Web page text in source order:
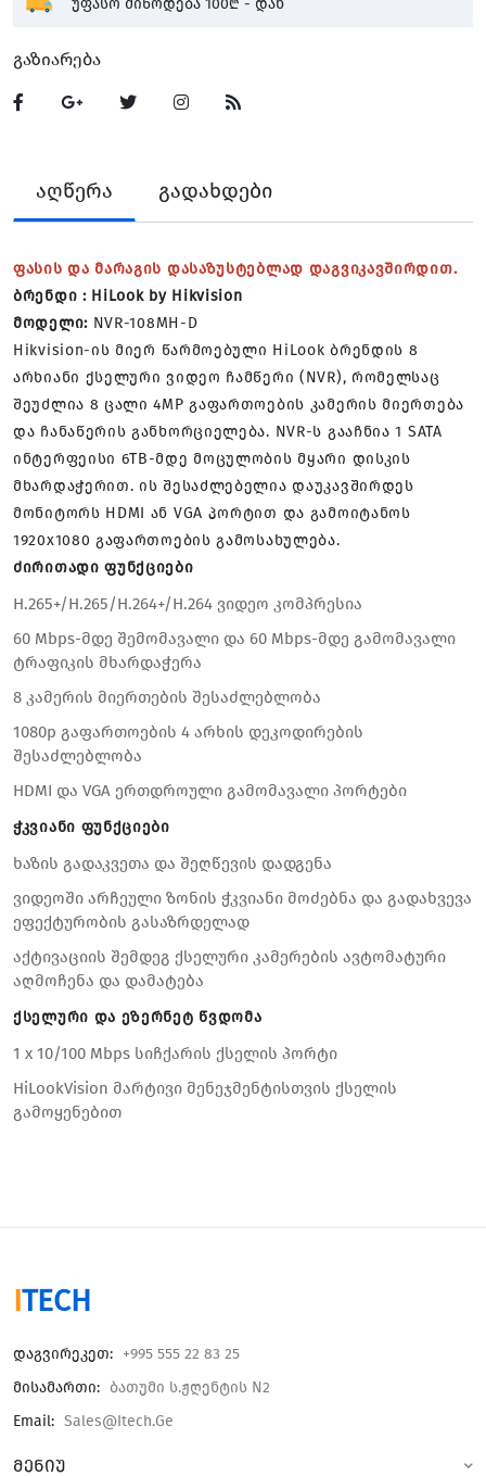
Გაზიარება
აღწერა გადახდები
ფასის და მარაგის დასაზუსტებლად დაგვიკავშირდით.
ბრენდი : HiLook by Hikvision
მოდელი:NVR-108MH-D
Hikvision-ის მიერ წარმოებული HiLook ბრენდის 8
არხიანი ქსელური ვიდეო ჩამწერი (NVR), რომელსაც
შეუძლია 8 ცალი 4MP გაფართოების კამერის მიერთება
და ჩანაწერის განხორციელება. NVR-ს გააჩნია 1 SATA
ინტერფეისი 6TB-მდე მოცულობის მყარი დისკის
მხარდაჭერით. ის შესაძლებელია დაუკავშირდეს
მონიტორს HDMI ან VGA პორტით და გამოიტანოს
1920x1080 გაფართოების გამოსახულება.
ძირითადი ფუნქციები
H.265+/H.265/H.264+/H.264 ვიდეო კომპრესია
60 Mbps-მდე შემომავალი და 60 Mbps-მდე გამომავალი
ტრაფიკის მხარდაჭერა
8 კამერის მიერთების შესაძლებლობა
1080p გაფართოების 4 არხის დეკოდირების
შესაძლებლობა
HDMI და VGA ერთდროული გამომავალი პორტები
ჭკვიანი ფუნქციები
ხაზის გადაკვეთა და შეღწევის დადგენა
ვიდეოში არჩეული ზონის ჭკვიანი მოძებნა და გადახვევა
ეფექტურობის გასაზრდელად
აქტივაციის შემდეგ ქსელური კამერების ავტომატური
აღმოჩენა და დამატება
ქსელური და ეზერნეტ წვდომა
1 x 10/100 Mbps სიჩქარის ქსელის პორტი
HiLookVision მარტივი მენეჯმენტისთვის ქსელის
გამოყენებით
ITECH
Დაგვირეკეთ: +995 555 22 83 25
Მისამართი: Ბათუმი Ს.ჟღენტის N2
Email: Sales@itech.ge
მენიუ